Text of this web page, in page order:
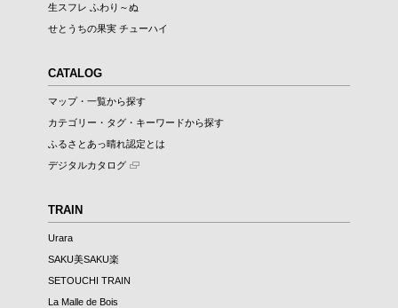
生スフレ ふわり～ぬ
せとうちの果実 チューハイ
CATALOG
マップ・一覧から探す
カテゴリー・タグ・キーワードから探す
ふるさとあっ晴れ認定とは
デジタルカタログ
TRAIN
Urara
SAKU美SAKU楽
SETOUCHI TRAIN
La Malle de Bois